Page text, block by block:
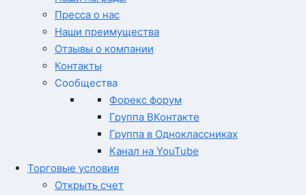
Пресса о нас
Наши преимущества
Отзывы о компании
Контакты
Сообщества
Форекс форум
Группа ВКонтакте
Группа в Одноклассниках
Канал на YouTube
Торговые условия
Открыть счет